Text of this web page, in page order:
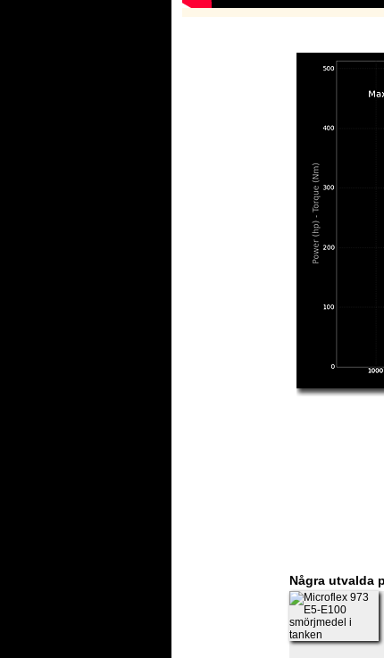
Några utvalda